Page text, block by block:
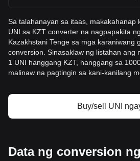
Sa talahanayan sa itaas, makakahanap
UNI sa KZT converter na nagpapakita
Kazakhstani Tenge sa mga karaniwang
conversion. Sinasaklaw ng listahan ang
1 UNI hanggang KZT, hanggang sa
malinaw na pagtingin sa kani-kanilang
Buy/sell UNI
Data ng conversion